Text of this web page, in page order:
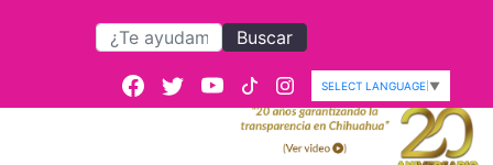
Buscar
SELECT LANGUAGE ▼